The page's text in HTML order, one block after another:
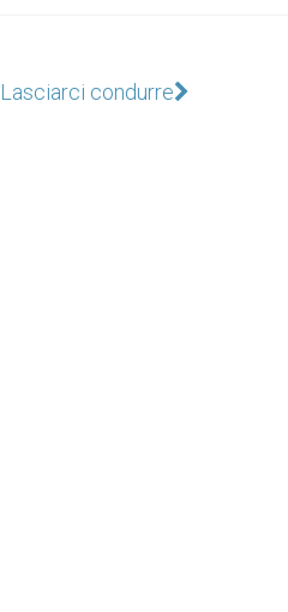
Lasciarci condurre